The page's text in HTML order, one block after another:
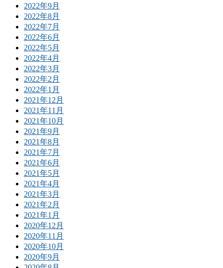
2022年9月
2022年8月
2022年7月
2022年6月
2022年5月
2022年4月
2022年3月
2022年2月
2022年1月
2021年12月
2021年11月
2021年10月
2021年9月
2021年8月
2021年7月
2021年6月
2021年5月
2021年4月
2021年3月
2021年2月
2021年1月
2020年12月
2020年11月
2020年10月
2020年9月